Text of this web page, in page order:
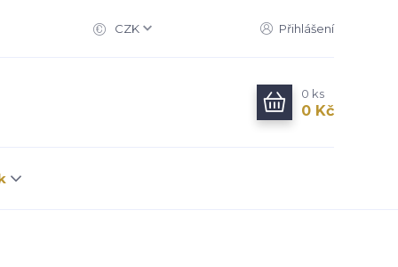
CZK Přihlášení
0 ks
0 Kč